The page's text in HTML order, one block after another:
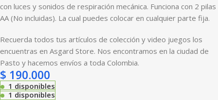
con luces y sonidos de respiración mecánica. Funciona con 2 pilas
AA (No incluidas). La cual puedes colocar en cualquier parte fija.
Recuerda todos tus artículos de colección y video juegos los
encuentras en Asgard Store. Nos encontramos en la ciudad de
Pasto y hacemos envíos a toda Colombia.
$ 190.000
1 disponibles
1 disponibles